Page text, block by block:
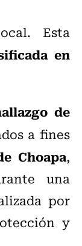
Esta
en
de
a fines
Choapa,
una
por
y